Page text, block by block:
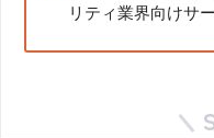
リティ業界向けサ